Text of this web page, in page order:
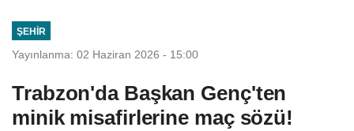
ŞEHIR
Yayınlanma: 02 Haziran 2026 - 15:00
Trabzon'da Başkan Genç'ten
minik misafirlerine maç sözü!